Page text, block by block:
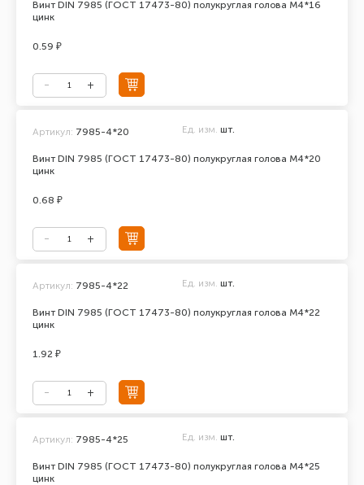
Винт DIN 7985 (ГОСТ 17473-80) полукруглая голова М4*16
цинк
0.59 ₽
Винт DIN 7985 (ГОСТ 17473-80) полукруглая голова М4*20
цинк
Артикул: 7985-4*20 Ед. изм. шт.
0.68 ₽
Винт DIN 7985 (ГОСТ 17473-80) полукруглая голова М4*22
цинк
Артикул: 7985-4*22 Ед. изм. шт.
1.92 ₽
Винт DIN 7985 (ГОСТ 17473-80) полукруглая голова М4*25
цинк
Артикул: 7985-4*25 Ед. изм. шт.